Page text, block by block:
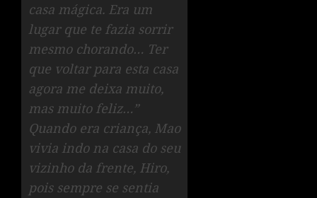
casa mágica. Era um
lugar que te fazia sorrir
mesmo chorando… Ter
que voltar para esta casa
agora me deixa muito,
mas muito feliz…”
Quando era criança, Mao
vivia indo na casa do seu
vizinho da frente, Hiro,
pois sempre se sentia